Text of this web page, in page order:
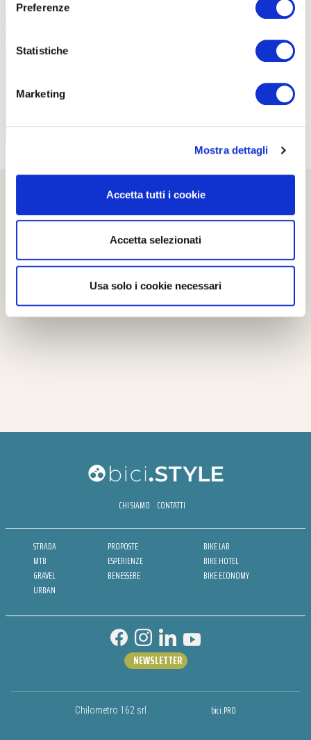
Preferenze
Statistiche
Marketing
Mostra dettagli
Accetta tutti i cookie
Accetta selezionati
Usa solo i cookie necessari
CHI SIAMO CONTATTI
STRADA
MTB
GRAVEL
URBAN
PROPOSTE
ESPERIENZE
BENESSERE
BIKE LAB
BIKE HOTEL
BIKE ECONOMY
Chilometro 162 srl bici.PRO
NEWSLETTER